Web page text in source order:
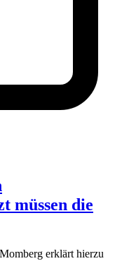
müssen die
erklärt hierzu